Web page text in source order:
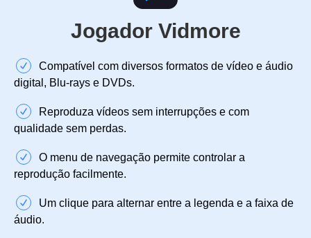
Jogador Vidmore
Compatível com diversos formatos de vídeo e áudio
digital, Blu-rays e DVDs.
Reproduza vídeos sem interrupções e com
qualidade sem perdas.
O menu de navegação permite controlar a
reprodução facilmente.
Um clique para alternar entre a legenda e a faixa de
áudio.